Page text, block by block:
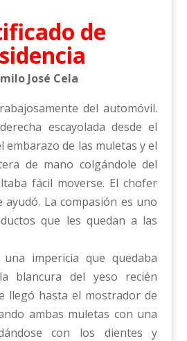
de
José Cela
del automóvil.
escayolada desde el
embarazo de las muletas y el
de mano colgándole del
fácil moverse. El chofer
ayudó. La compasión es uno
que les quedan a las
una impericia que quedaba
blancura del yeso recién
llegó hasta el mostrador de
ambas muletas con una
con los dientes y